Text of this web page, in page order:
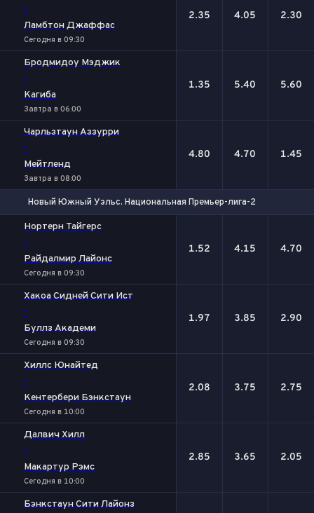
-
Ламбтон Джаффас
Сегодня в 09:30
2.35 4.05 2.30
Бродмидоу Мэджик
-
Кагиба
Завтра в 06:00
1.35 5.40 5.60
Чарльзтаун Аззурри
-
Мейтленд
Завтра в 08:00
4.80 4.70 1.45
Новый Южный Уэльс. Национальная Премьер-лига-2
Нортерн Тайгерс
-
Райдалмир Лайонс
Сегодня в 09:30
1.52 4.15 4.70
Хакоа Сидней Сити Ист
-
Буллз Академи
Сегодня в 09:30
1.97 3.85 2.90
Хиллс Юнайтед
-
Кентербери Бэнкстаун
Сегодня в 10:00
2.08 3.75 2.75
Далвич Хилл
-
Макартур Рэмс
Сегодня в 10:00
2.85 3.65 2.05
Бэнкстаун Сити Лайонз